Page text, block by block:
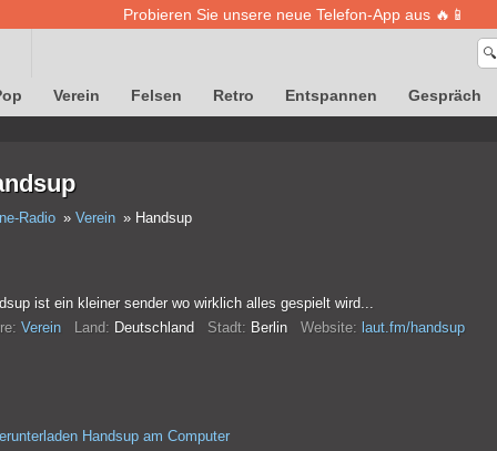
Probieren Sie unsere neue Telefon-App aus 🔥📱
🔍
Verein Felsen Retro Entspannen Gespräch
Radio Verein Handsup
ist ein kleiner sender wo wirklich alles gespielt wird...
Verein Land: Deutschland Stadt: Berlin Website: laut.fm/handsup
Handsup am Computer